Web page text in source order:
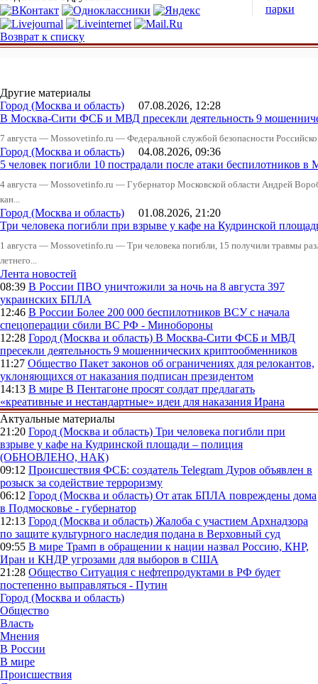
парки
Возврат к списку
Другие материалы
Город (Москва и область) 07.08.2026, 12:28
В Москва-Сити ФСБ и МВД пресекли деятельность 9
7 августа — Mossovetinfo.ru — Федеральной службой безопасности
Город (Москва и область) 04.08.2026, 09:36
5 человек погибли 10 пострадали после атаки беспилотников в
4 августа — Mossovetinfo.ru — Губернатор Московской области Андрей
кан...
Город (Москва и область) 01.08.2026, 21:20
Три человека погибли при взрыве у кафе на Кудринской
1 августа — Mossovetinfo.ru — Три человека погибли, 15 получили травмы
летнего...
Лента новостей
08:39 В России ПВО уничтожили за ночь на 8 августа 397
украинских БПЛА
12:46 В России Более 200 000 беспилотников ВСУ с начала
спецоперации сбили ВС РФ - Минобороны
12:28 Город (Москва и область) В Москва-Сити ФСБ и МВД
пресекли деятельность 9 мошеннических криптообменников
11:27 Общество Пакет законов об ограничениях для релокантов,
уклоняющихся от наказания подписан президентом
14:13 В мире В Пентагоне просят солдат предлагать
«креативные и нестандартные» идеи для наказания Ирана
Актуальные материалы
21:20 Город (Москва и область) Три человека погибли при
взрыве у кафе на Кудринской площади – полиция
(ОБНОВЛЕНО, НАК)
09:12 Происшествия ФСБ: создатель Telegram Дуров объявлен в
розыск за содействие терроризму
06:12 Город (Москва и область) От атак БПЛА повреждены дома
в Подмосковье - губернатор
12:13 Город (Москва и область) Жалоба с участием Архнадзора
по защите культурного наследия подана в Верховный суд
09:55 В мире Трамп в обращении к нации назвал Россию, КНР,
Иран и КНДР угрозами для выборов в США
21:28 Общество Ситуация с нефтепродуктами в РФ будет
постепенно выправляться - Путин
Город (Москва и область)
Общество
Власть
Мнения
В России
В мире
Происшествия